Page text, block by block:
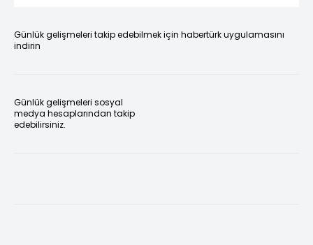
Günlük gelişmeleri takip edebilmek için habertürk uygulamasını
indirin
Günlük gelişmeleri sosyal
medya hesaplarından takip
edebilirsiniz.